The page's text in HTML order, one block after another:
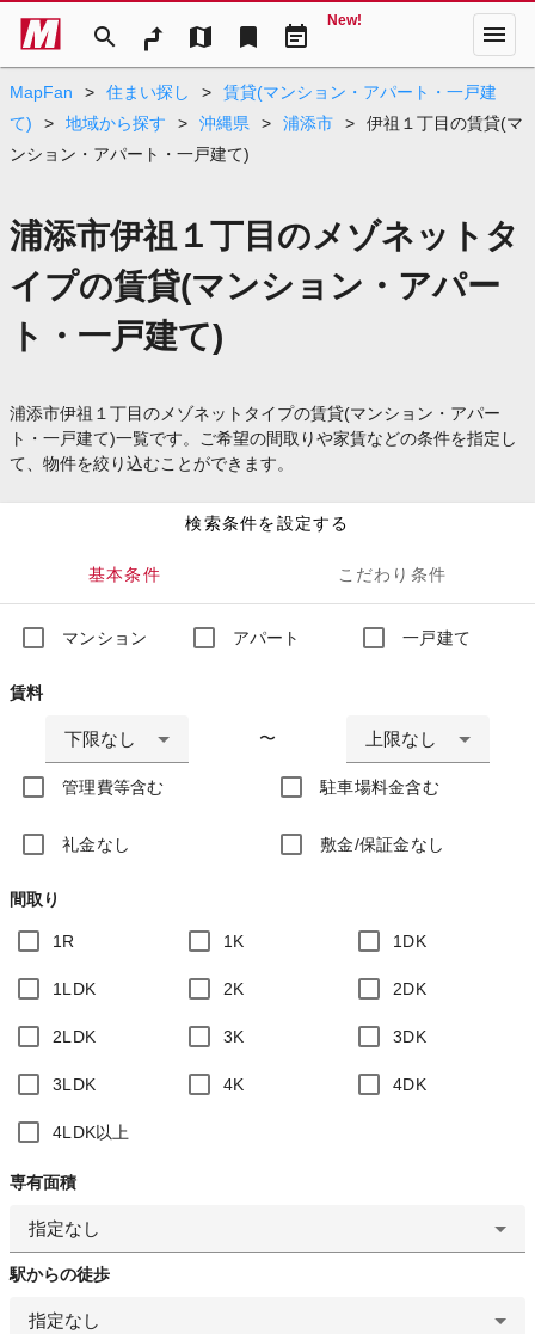
search map bookmark event_note
New! menu
MapFan > 住まい探し >
賃貸(マンション・アパート・一戸建
て)
> 地域から探す > 沖縄県 > 浦添市 >
伊祖１丁目の賃貸(マ
ンション・アパート・一戸建て)
浦添市伊祖１丁目のメゾネットタ
イプの賃貸(マンション・アパー
ト・一戸建て)
浦添市伊祖１丁目のメゾネットタイプの賃貸(マンション・アパー
ト・一戸建て)一覧です。ご希望の間取りや家賃などの条件を指定し
て、物件を絞り込むことができます。
検索条件を設定する
基本条件 こだわり条件
マンション アパート 一戸建て
賃料
下限なし 〜 上限なし
管理費等含む 駐車場料金含む
礼金なし 敷金/保証金なし
間取り
1R 1K 1DK
1LDK 2K 2DK
2LDK 3K 3DK
3LDK 4K 4DK
4LDK以上
専有面積
指定なし
駅からの徒歩
指定なし